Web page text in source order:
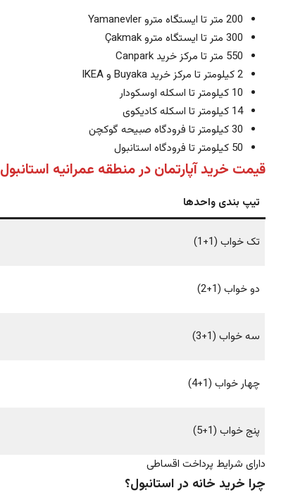
200 متر تا ایستگاه مترو Yamanevler
300 متر تا ایستگاه مترو Çakmak
550 متر تا مرکز خرید Canpark
2 کیلومتر تا مرکز خرید Buyaka و IKEA
10 کیلومتر تا اسکله اوسکودار
14 کیلومتر تا اسکله کادیکوی
30 کیلومتر تا فرودگاه صبیحه گوکچن
50 کیلومتر تا فرودگاه استانبول
قیمت خرید آپارتمان در منطقه عمرانیه استانبول
تیپ بندی واحدها
تک خواب (1+1)
دو خواب (1+2)
سه خواب (1+3)
چهار خواب (1+4)
پنج خواب (1+5)
دارای شرایط پرداخت اقساطی
چرا خرید خانه در استانبول؟